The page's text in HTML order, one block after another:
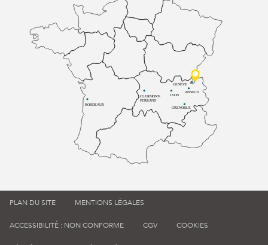
BORDEAUX
CLERMONT-
FERRAND
LYON
ANNECY
GRENOBLE
GENÈVE
PLAN DU SITE MENTIONS LÉGALES
ACCESSIBILITÉ : NON CONFORME CGV COOKIES